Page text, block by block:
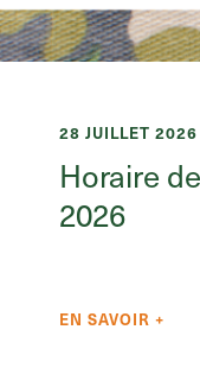
28 JUILLET
Horaire
2026
EN SAVOIR +